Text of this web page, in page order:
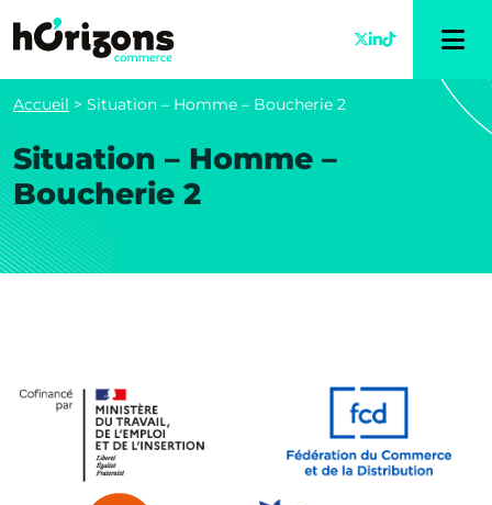
Accueil > Situation – Homme – Boucherie 2
Situation – Homme –
Boucherie 2